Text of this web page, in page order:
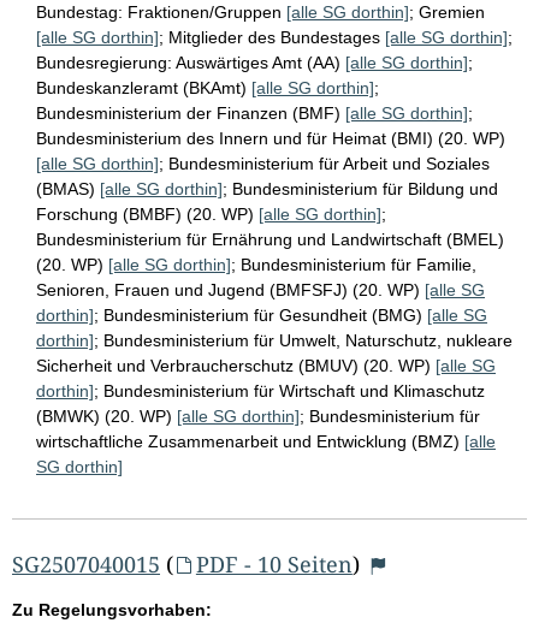
Bundestag: Fraktionen/Gruppen [alle SG dorthin]; Gremien
[alle SG dorthin]; Mitglieder des Bundestages [alle SG dorthin];
Bundesregierung: Auswärtiges Amt (AA) [alle SG dorthin];
Bundeskanzleramt (BKAmt) [alle SG dorthin];
Bundesministerium der Finanzen (BMF) [alle SG dorthin];
Bundesministerium des Innern und für Heimat (BMI) (20. WP)
[alle SG dorthin]; Bundesministerium für Arbeit und Soziales
(BMAS) [alle SG dorthin]; Bundesministerium für Bildung und
Forschung (BMBF) (20. WP) [alle SG dorthin];
Bundesministerium für Ernährung und Landwirtschaft (BMEL)
(20. WP) [alle SG dorthin]; Bundesministerium für Familie,
Senioren, Frauen und Jugend (BMFSFJ) (20. WP) [alle SG
dorthin]; Bundesministerium für Gesundheit (BMG) [alle SG
dorthin]; Bundesministerium für Umwelt, Naturschutz, nukleare
Sicherheit und Verbraucherschutz (BMUV) (20. WP) [alle SG
dorthin]; Bundesministerium für Wirtschaft und Klimaschutz
(BMWK) (20. WP) [alle SG dorthin]; Bundesministerium für
wirtschaftliche Zusammenarbeit und Entwicklung (BMZ) [alle
SG dorthin]
SG2507040015 ( PDF - 10 Seiten)
Zu Regelungsvorhaben: